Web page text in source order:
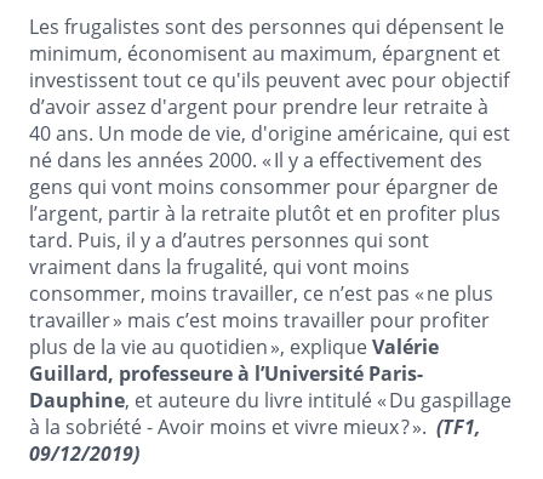
Les frugalistes sont des personnes qui dépensent le
minimum, économisent au maximum, épargnent et
investissent tout ce qu'ils peuvent avec pour objectif
d’avoir assez d'argent pour prendre leur retraite à
40 ans. Un mode de vie, d'origine américaine, qui est
né dans les années 2000. « Il y a effectivement des
gens qui vont moins consommer pour épargner de
l’argent, partir à la retraite plutôt et en profiter plus
tard. Puis, il y a d’autres personnes qui sont
vraiment dans la frugalité, qui vont moins
consommer, moins travailler, ce n’est pas « ne plus
travailler » mais c’est moins travailler pour profiter
plus de la vie au quotidien », expliqueValérie
Guillard, professeure à l’Université Paris-
Dauphine, et auteure du livre intitulé « Du gaspillage
à la sobriété - Avoir moins et vivre mieux ? ». (TF1,
09/12/2019)